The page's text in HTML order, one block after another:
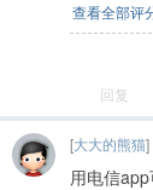
查看全部评
回复
[大大的熊猫]
用电信